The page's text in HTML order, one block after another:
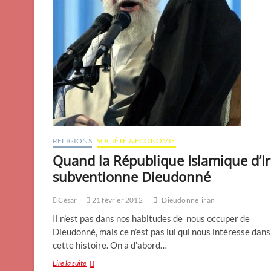
RELIGIONS SOCIÉTÉ & ECONOMIE
Quand la République Islamique
subventionne Dieudonné
César 21 février 2012 Dieudonné iran
Il n’est pas dans nos habitudes de nous occuper de
Dieudonné, mais ce n’est pas lui qui nous intéresse dans
cette histoire. On a d’abord…
Lire la suiteQuand